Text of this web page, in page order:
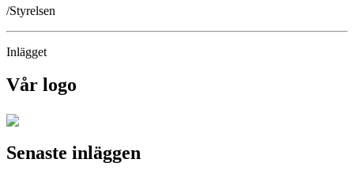
/Styrelsen
Inlägget
Vår logo
Senaste inläggen